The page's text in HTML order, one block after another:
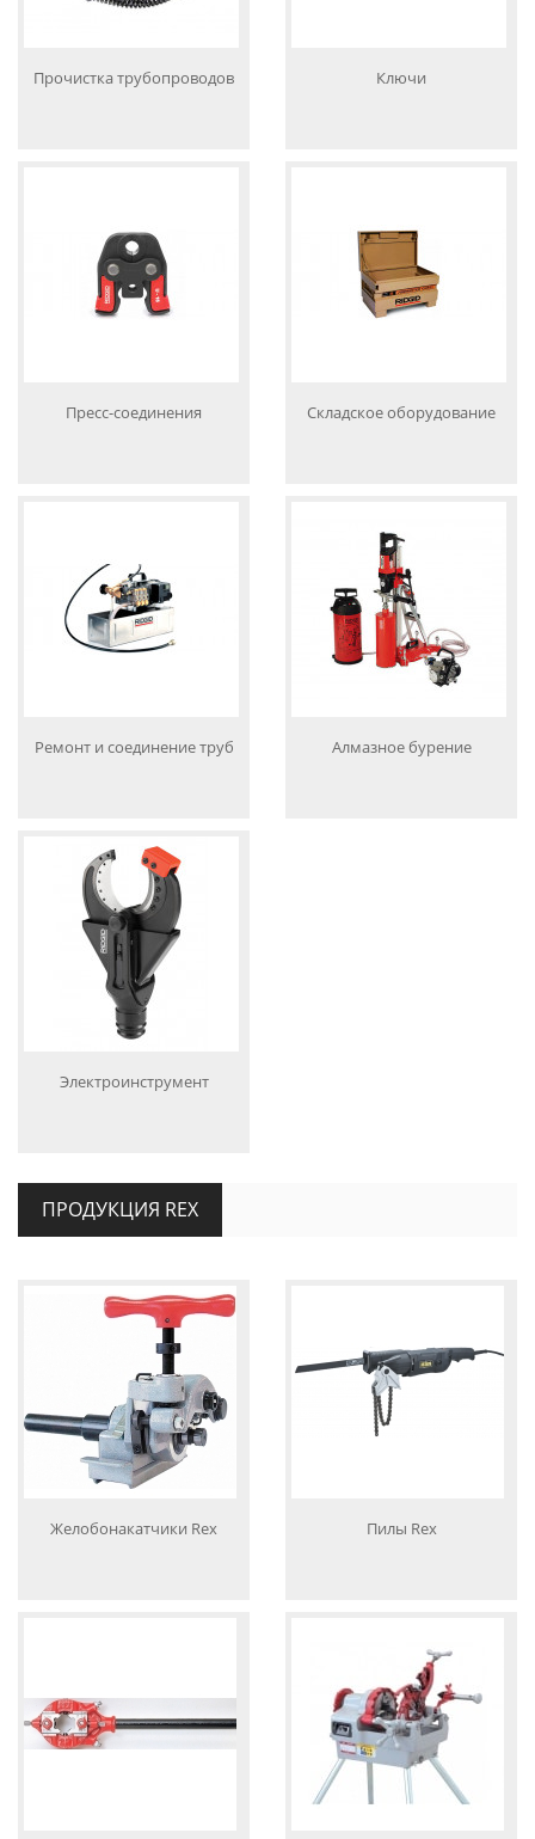
Прочистка трубопроводов Ключи
Пресс-соединения Складское оборудование
Ремонт и соединение труб Алмазное бурение
Электроинструмент
ПРОДУКЦИЯ REX
Желобонакатчики Rex Пилы Rex